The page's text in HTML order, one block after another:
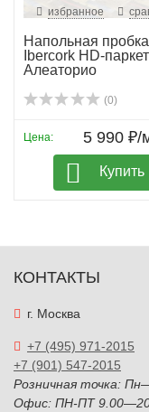
избранное
Напольная пробка
Ibercork HD-паркет
Алеаторио
(0)
Цена: 5 990 ₽/
Купить
КОНТАКТЫ
г. Москва
+7 (495) 971-2015
+7 (901) 547-2015
Розничная точка:
Офис: ПН-ПТ